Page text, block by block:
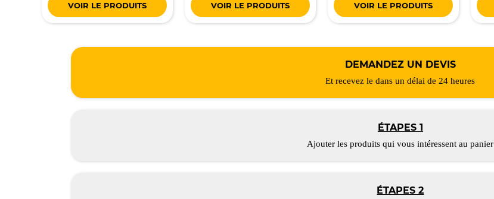
VOIR LE PRODUITS VOIR LE PRODUITS VOIR LE PRODUITS
DEMANDEZ UN DEVIS
Et recevez le dans un délai de 24 heures
ÉTAPES 1
Ajouter les produits qui vous intéressent au panier
ÉTAPES 2